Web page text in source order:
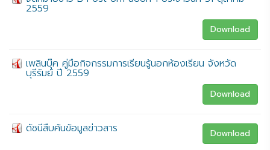
2559
Download
เพลินบุ๊ค คู่มือกิจกรรมการเรียนรู้นอกห้องเรียน จังหวัด
บุรีรัมย์ ปี 2559
Download
ดัชนีสืบค้นข้อมูลข่าวสาร Download